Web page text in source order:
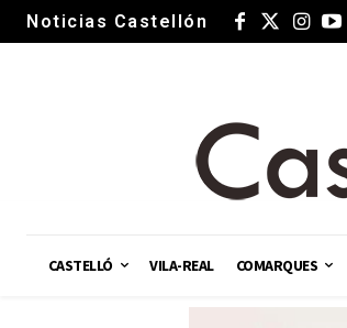
Noticias Castellón
CASTELLÓ VILA-REAL COMARQUES